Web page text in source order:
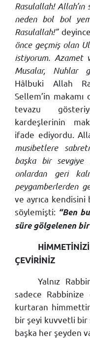
Rasulallah!
neden bol bol
Rasulallah!”
önce geçmiş olan
istiyorum. Azamet
Musalar, Nuhlar
Hâlbuki Allah
Sellem’in
tevazu
kardeşlerinin
ifade ediyordu.
musibetlere
başka bir sevgiye
onlardan geri
peygamberlerden
ve ayrıca
söylemişti: “Ben
süre gölgelenen
ÇEVİRİNİZ
Yalnız
sadece
kurtaran
bir şeyi kuvvetli
başka her şeyden